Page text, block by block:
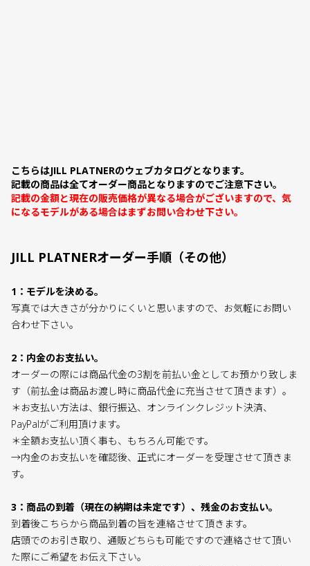
こちらはJILL PLATNERのウェブカタログとなります。
記載の商品は全てオーダー商品となりますのでご注意下さい。
記載の金額と現在の販売価格が異なる場合がございますので、気
になるモデルがある場合はまずお問い合わせ下さい。
JILL PLATNERオーダー手順（その他）
1：モデルを決める。
写真では大きさが分かりにくいと思いますので、お気軽にお問い
合わせ下さい。
2：内金のお支払い。
オーダーの際には商品代金の3割を前払い金としてお預かり致しま
す（前払金は商品お渡し時に商品代金に充当させて頂きます）。
＊お支払い方法は、銀行振込、オンラインクレジット決済、
PayPalがご利用頂けます。
＊全額お支払い頂く事も、もちろん可能です。
→内金のお支払いを確認後、正式にオーダーを受理させて頂きま
す。
3：商品の到着（現在の納期は未定です）、残金のお支払い。
到着後こちらから商品到着の旨を連絡させて頂きます。
店頭でのお引き取り、通販どちらも可能ですので連絡させて頂い
た際にご希望をお伝え下さい。